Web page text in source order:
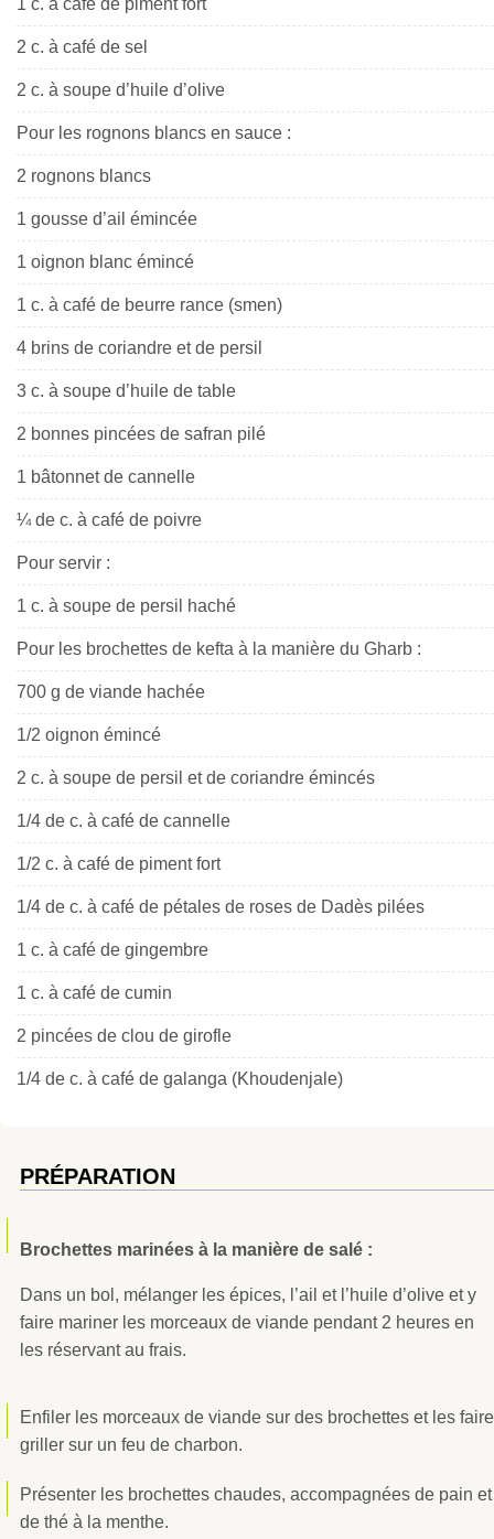
1 c. à café de piment fort
2 c. à café de sel
2 c. à soupe d’huile d’olive
Pour les rognons blancs en sauce :
2 rognons blancs
1 gousse d’ail émincée
1 oignon blanc émincé
1 c. à café de beurre rance (smen)
4 brins de coriandre et de persil
3 c. à soupe d’huile de table
2 bonnes pincées de safran pilé
1 bâtonnet de cannelle
¼ de c. à café de poivre
Pour servir :
1 c. à soupe de persil haché
Pour les brochettes de kefta à la manière du Gharb :
700 g de viande hachée
1/2 oignon émincé
2 c. à soupe de persil et de coriandre émincés
1/4 de c. à café de cannelle
1/2 c. à café de piment fort
1/4 de c. à café de pétales de roses de Dadès pilées
1 c. à café de gingembre
1 c. à café de cumin
2 pincées de clou de girofle
1/4 de c. à café de galanga (Khoudenjale)
PRÉPARATION
Brochettes marinées à la manière de salé :
Dans un bol, mélanger les épices, l’ail et l’huile d’olive et y
faire mariner les morceaux de viande pendant 2 heures en
les réservant au frais.
Enfiler les morceaux de viande sur des brochettes et les faire
griller sur un feu de charbon.
Présenter les brochettes chaudes, accompagnées de pain et
de thé à la menthe.